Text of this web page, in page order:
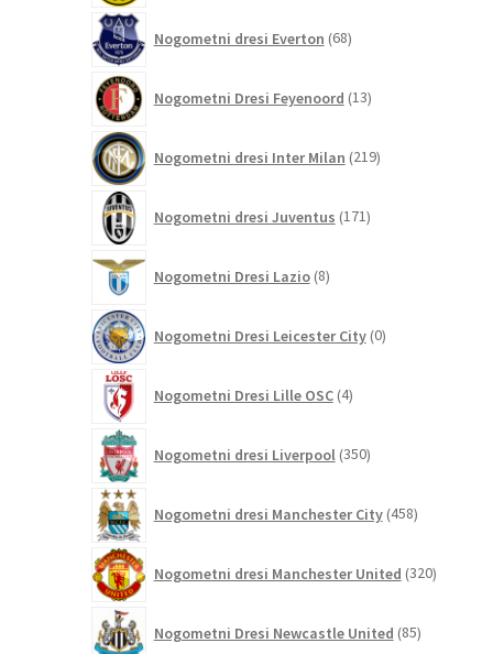
Nogometni dresi Everton 68izdelkov
Nogometni Dresi Feyenoord 13izdelkov
Nogometni dresi Inter Milan 219izdelkov
Nogometni dresi Juventus 171izdelkov
Nogometni Dresi Lazio 8izdelkov
Nogometni Dresi Leicester City 0izdelkov
Nogometni Dresi Lille OSC 4izdelki
Nogometni dresi Liverpool 350izdelkov
Nogometni dresi Manchester City 458izdelkov
Nogometni dresi Manchester United 320izdelkov
Nogometni Dresi Newcastle United 85izdelkov